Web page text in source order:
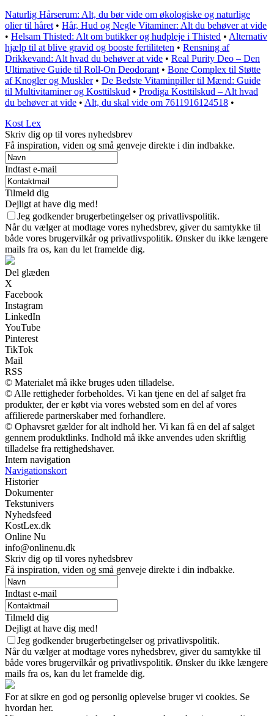
Naturlig Hårserum: Alt, du bør vide om økologiske og naturlige
olier til håret• Hår, Hud og Negle Vitaminer: Alt du behøver at vide
• Helsam Thisted: Alt om butikker og hudpleje i Thisted • Alternativ
hjælp til at blive gravid og booste fertiliteten • Rensning af
Drikkevand: Alt hvad du behøver at vide • Real Purity Deo – Den
Ultimative Guide til Roll-On Deodorant• Bone Complex til Støtte
af Knogler og Muskler• De Bedste Vitaminpiller til Mænd: Guide
til Multivitaminer og Kosttilskud • Prodiga Kosttilskud – Alt hvad
du behøver at vide • Alt, du skal vide om 7611916124518 •
Kost Lex
Skriv dig op til vores nyhedsbrev
Få inspiration, viden og små genveje direkte i din indbakke.
Indtast e-mail
Tilmeld dig
Dejligt at have dig med!
Jeg godkender brugerbetingelser og privatlivspolitik.
Når du vælger at modtage vores nyhedsbrev, giver du samtykke til
både vores brugervilkår og privatlivspolitik. Ønsker du ikke længere
mails fra os, kan du let framelde dig.
Del glæden
X
Facebook
Instagram
LinkedIn
YouTube
Pinterest
TikTok
Mail
RSS
© Materialet må ikke bruges uden tilladelse.
© Alle rettigheder forbeholdes. Vi kan tjene en del af salget fra
produkter, der er købt via vores websted som en del af vores
affilierede partnerskaber med forhandlere.
© Ophavsret gælder for alt indhold her. Vi kan få en del af salget
gennem produktlinks. Indhold må ikke anvendes uden skriftlig
tilladelse fra rettighedshaver.
Intern navigation
Navigationskort
Historier
Dokumenter
Tekstunivers
Nyhedsfeed
KostLex.dk
Online Nu
info@onlinenu.dk
Skriv dig op til vores nyhedsbrev
Få inspiration, viden og små genveje direkte i din indbakke.
Indtast e-mail
Tilmeld dig
Dejligt at have dig med!
Jeg godkender brugerbetingelser og privatlivspolitik.
Når du vælger at modtage vores nyhedsbrev, giver du samtykke til
både vores brugervilkår og privatlivspolitik. Ønsker du ikke længere
mails fra os, kan du let framelde dig.
For at sikre en god og personlig oplevelse bruger vi cookies. Se
hvordan her.